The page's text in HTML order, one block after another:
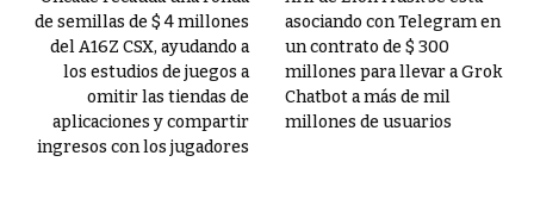
de semillas de $ 4 millones
del A16Z CSX, ayudando a
los estudios de juegos a
omitir las tiendas de
aplicaciones y compartir
ingresos con los jugadores
asociando con Telegram en
un contrato de $ 300
millones para llevar a Grok
Chatbot a más de mil
millones de usuarios